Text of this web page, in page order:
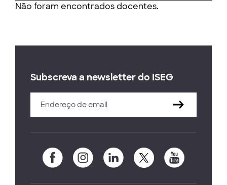
Não foram encontrados docentes.
Subscreva a newsletter do ISEG